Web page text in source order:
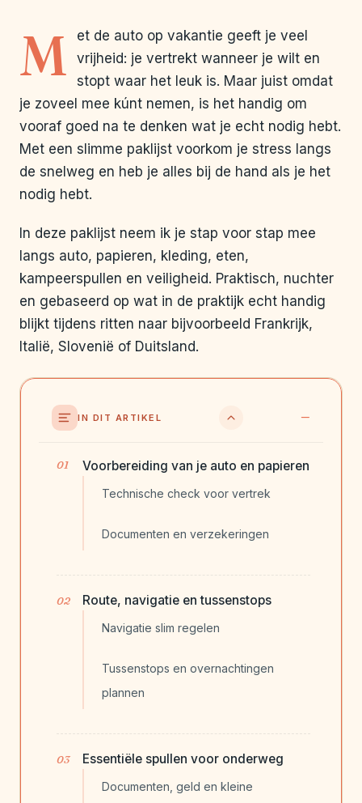
M
et de auto op vakantie geeft je veel
vrijheid: je vertrekt wanneer je wilt en
stopt waar het leuk is. Maar juist omdat
je zoveel mee kúnt nemen, is het handig om
vooraf goed na te denken wat je echt nodig hebt.
Met een slimme paklijst voorkom je stress langs
de snelweg en heb je alles bij de hand als je het
nodig hebt.
In deze paklijst neem ik je stap voor stap mee
langs auto, papieren, kleding, eten,
kampeerspullen en veiligheid. Praktisch, nuchter
en gebaseerd op wat in de praktijk echt handig
blijkt tijdens ritten naar bijvoorbeeld Frankrijk,
Italië, Slovenië of Duitsland.
IN DIT ARTIKEL
Voorbereiding van je auto en papieren
Technische check voor vertrek
Documenten en verzekeringen
Route, navigatie en tussenstops
Navigatie slim regelen
Tussenstops en overnachtingen
plannen
Essentiële spullen voor onderweg
Documenten, geld en kleine